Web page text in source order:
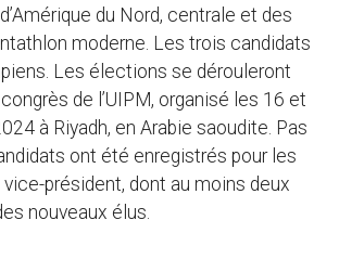
du Nord, centrale et des
moderne. Les trois candidats
Les élections se dérouleront
de l’UIPM, organisé les 16 et
à Riyadh, en Arabie saoudite. Pas
ont été enregistrés pour les
président, dont au moins deux
nouveaux élus.